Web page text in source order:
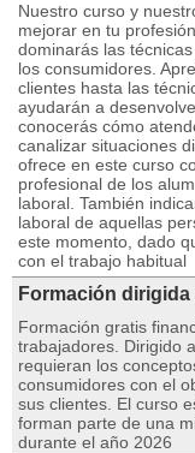
Nuestro curso y
mejorar en tu
dominarás las
los consumidores.
clientes hasta las
ayudarán a
conocerás cómo
canalizar situaciones
ofrece en este curso
profesional de los
laboral. También
laboral de aquellas
este momento, dado
con el trabajo habitual
Formación dirigida
Formación gratis
trabajadores. Dirigido
requieran los
consumidores con el
sus clientes. El curso
forman parte de una
durante el año 2026